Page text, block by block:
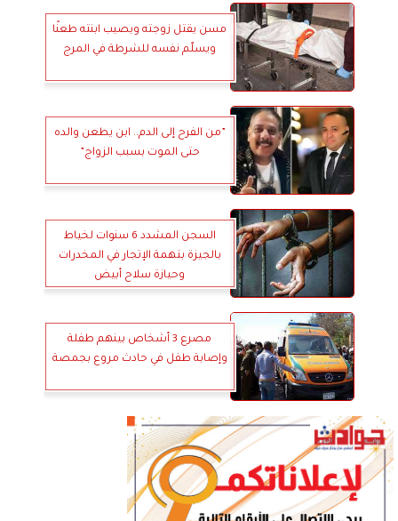
مسن يقتل زوجته ويصيب ابنته طعنًا
ويسلّم نفسه للشرطة في المرج
”من الفرح إلى الدم.. ابن يطعن والده
حتى الموت بسبب الزواج”
السجن المشدد 6 سنوات لخياط
بالجيزة بتهمة الإتجار في المخدرات
وحيازة سلاح أبيض
مصرع 3 أشخاص بينهم طفلة
وإصابة طفل في حادث مروع بجمصة